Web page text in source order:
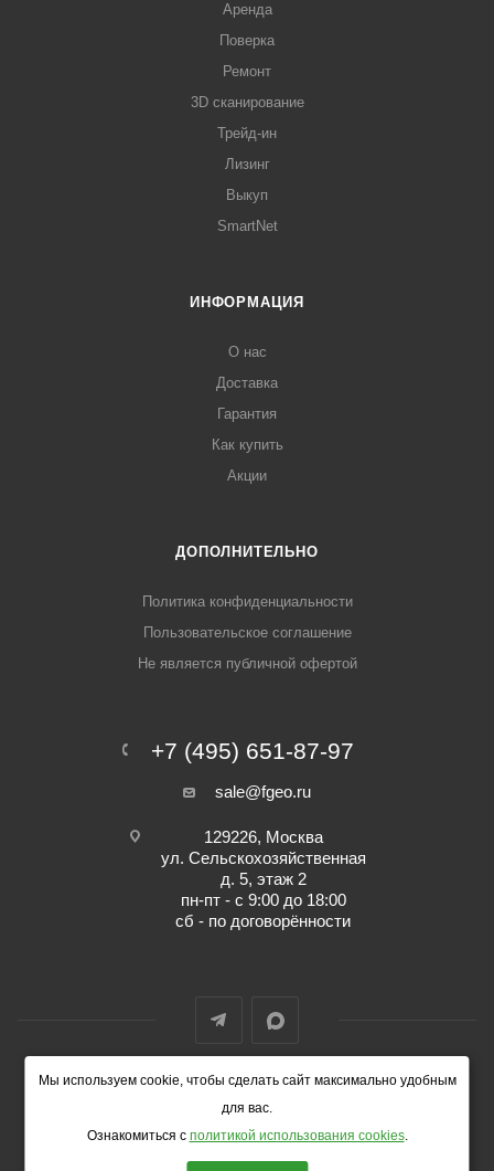
Мы используем cookie, чтобы сделать сайт максимально удобным
для вас.
Ознакомиться с политикой использования cookies.
Аренда
Поверка
Ремонт
3D сканирование
Трейд-ин
Лизинг
Выкуп
SmartNet
ИНФОРМАЦИЯ
О нас
Доставка
Гарантия
Как купить
Акции
ДОПОЛНИТЕЛЬНО
Политика конфиденциальности
Пользовательское соглашение
Не является публичной офертой
+7 (495) 651-87-97
sale@fgeo.ru
129226, Москва
ул. Сельскохозяйственная
д. 5, этаж 2
пн-пт - с 9:00 до 18:00
сб - по договорённости
© 2014-2026 ФокусГео